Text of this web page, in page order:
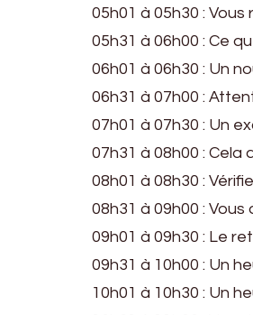
05h01 à 05h30 : Vous
05h31 à 06h00 : Ce
06h01 à 06h30 : Un
06h31 à 07h00 :
07h01 à 07h30 : Un
07h31 à 08h00 :
08h01 à 08h30 :
08h31 à 09h00 :
09h01 à 09h30 : Le
09h31 à 10h00 : Un
10h01 à 10h30 : Un